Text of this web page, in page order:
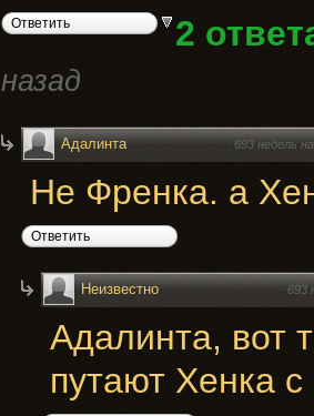
Ответить 2
назад
Адалинта · 693 недель
Не Френка. а
Ответить
Неизвестно ·693
Адалинта, вот
путают Хенка